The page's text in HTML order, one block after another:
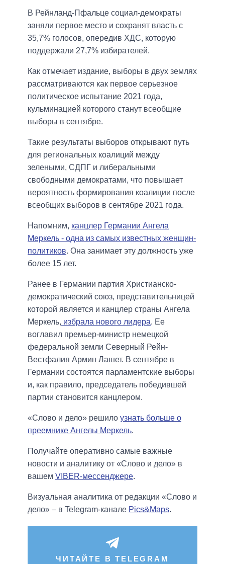
В Рейнланд-Пфальце социал-демократы
заняли первое место и сохранят власть с
35,7% голосов, опередив ХДС, которую
поддержали 27,7% избирателей.
Как отмечает издание, выборы в двух землях
рассматриваются как первое серьезное
политическое испытание 2021 года,
кульминацией которого станут всеобщие
выборы в сентябре.
Такие результаты выборов открывают путь
для региональных коалиций между
зелеными, СДПГ и либеральными
свободными демократами, что повышает
вероятность формирования коалиции после
всеобщих выборов в сентябре 2021 года.
Напомним, канцлер Германии Ангела
Меркель - одна из самых известных женщин-
политиков. Она занимает эту должность уже
более 15 лет.
Ранее в Германии партия Христианско-
демократический союз, представительницей
которой является и канцлер страны Ангела
Меркель, избрала нового лидера. Ее
воглавил премьер-министр немецкой
федеральной земли Северный Рейн-
Вестфалия Армин Лашет. В сентябре в
Германии состоятся парламентские выборы
и, как правило, председатель победившей
партии становится канцлером.
«Слово и дело» решило узнать больше о
преемнике Ангелы Меркель.
Получайте оперативно самые важные
новости и аналитику от «Слово и дело» в
вашем VIBER-мессенджере.
Визуальная аналитика от редакции «Слово и
дело» – в Telegram-канале Pics&Maps.
ЧИТАЙТЕ В TELEGRAM